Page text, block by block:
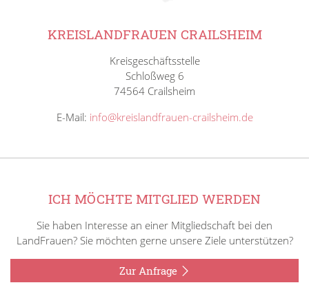
KREISLANDFRAUEN CRAILSHEIM
Kreisgeschäftsstelle
Schloßweg 6
74564 Crailsheim
E-Mail: info@kreislandfrauen-crailsheim.de
ICH MÖCHTE MITGLIED WERDEN
Sie haben Interesse an einer Mitgliedschaft bei den
LandFrauen? Sie möchten gerne unsere Ziele unterstützen?
Zur Anfrage